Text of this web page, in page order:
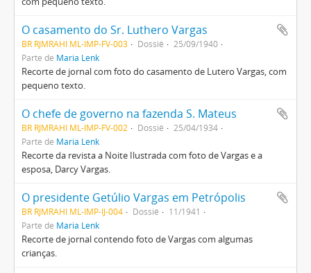
O casamento do Sr. Luthero Vargas
BR RJMRAHI ML-IMP-FV-003 Dossiê
25/09/1940
Parte de Maria Lenk
Recorte de jornal com foto do casamento de Lutero Vargas, com
pequeno texto.
O chefe de governo na fazenda S. Mateus
BR RJMRAHI ML-IMP-FV-002 Dossiê
25/04/1934
Parte de Maria Lenk
Recorte da revista a Noite Ilustrada com foto de Vargas e a
esposa, Darcy Vargas.
O presidente Getúlio Vargas em Petrópolis
BR RJMRAHI ML-IMP-IJ-004 Dossiê
11/1941
Parte de Maria Lenk
Recorte de jornal contendo foto de Vargas com algumas
crianças.